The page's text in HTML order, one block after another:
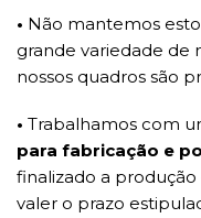
• Não mantemos
grande variedade de
nossos quadros são
• Trabalhamos com
para fabricação e
finalizado a
valer o prazo